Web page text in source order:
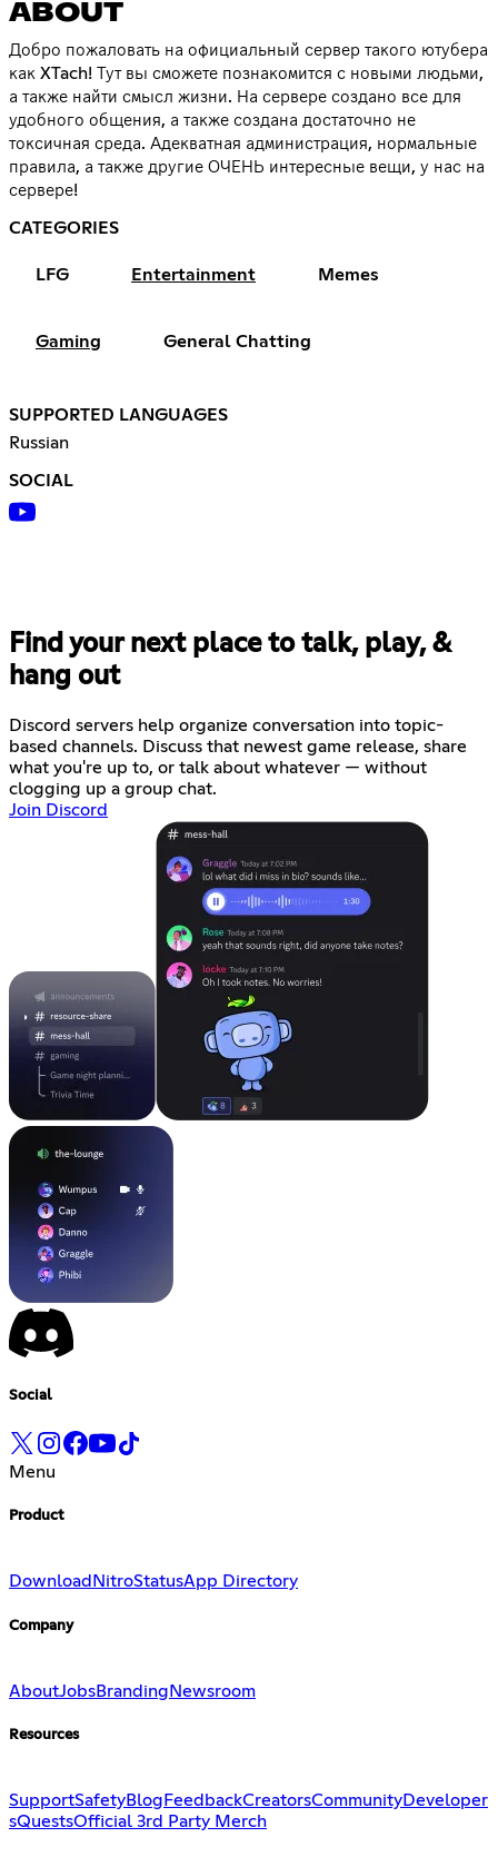
ABOUT
Добро пожаловать на официальный сервер такого ютубера
как XTach! Тут вы сможете познакомится с новыми людьми,
а также найти смысл жизни. На сервере создано все для
удобного общения, а также создана достаточно не
токсичная среда. Адекватная администрация, нормальные
правила, а также другие ОЧЕНЬ интересные вещи, у нас на
сервере!
CATEGORIES
LFG Entertainment Memes
Gaming General Chatting
SUPPORTED LANGUAGES
Russian
SOCIAL
Find your next place to talk, play, &
hang out
Discord servers help organize conversation into topic-
based channels. Discuss that newest game release, share
what you're up to, or talk about whatever — without
clogging up a group chat.
Join Discord
Social
Menu
Product
Download NitroStatusApp Directory
Company
AboutJobsBranding Newsroom
Resources
SupportSafetyBlog FeedbackCreatorsCommunityDeveloper
sQuestsOfficial 3rd Party Merch